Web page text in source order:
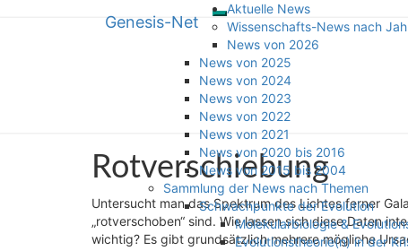
Toggle
navigation
Genesis-Net
Aktuelle News
Wissenschafts-News nach
News von 2026
News von 2025
News von 2024
News von 2023
News von 2022
News von 2021
News von 2020 bis 2016
News von 2015 bis 2004
Sammlung der News nach Themen
Schwachpunkte der Evolution
Molekularbiologie &
Evolutionstheorie(n) in der
Genesis-Net
Wissenschaft aus
Rotverschiebung
Rotverschiebung
Untersucht man das Spektrum des Lichtes ferner
„rotverschoben“ sind. Wie lassen sich diese Daten
wichtig? Es gibt grundsätzlich mehrere mögliche